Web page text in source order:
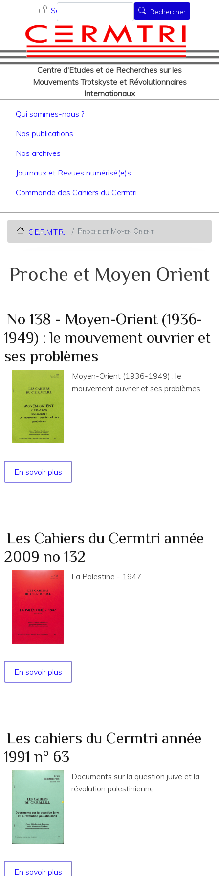
au
contenu
principal
Menu du compte de
Se connecter
Centre d'Etudes et de Recherches sur les
Mouvements Trotskyste et Révolutionnaires
Internationaux
Rechercher Rechercher
Navigation principale
Qui sommes-nous ?
Nos publications
Nos archives
Journaux et Revues numérisé(e)s
Commande des Cahiers du Cermtri
C.E.R.M.T.R.I Proche et Moyen Orient
Proche et Moyen Orient
No 138 - Moyen-Orient (1936-
1949) : le mouvement ouvrier et
ses problèmes
Moyen-Orient (1936-1949) : le
mouvement ouvrier et ses problèmes
En savoir plus
No
Orient
(1936-
1949)
:
problèmes
Les Cahiers du Cermtri année
2009 no 132
La Palestine - 1947
En savoir plus
Les
2009
no
132
Les cahiers du Cermtri année
1991 n° 63
Documents sur la question juive et la
révolution palestinienne
En savoir plus